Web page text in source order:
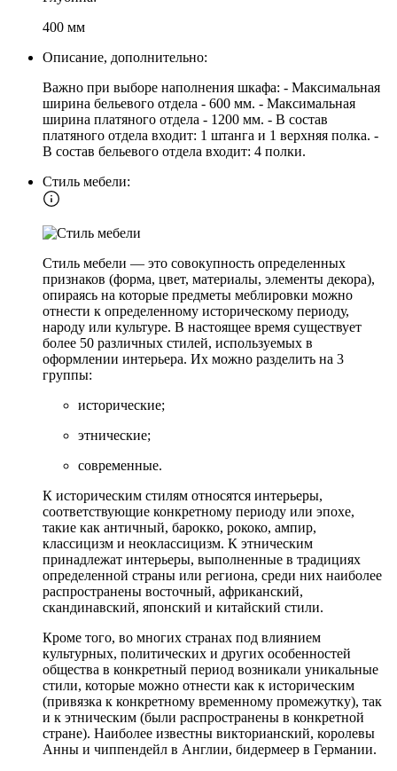
400 мм
Описание, дополнительно:
Важно при выборе наполнения шкафа: - Максимальная
ширина бельевого отдела - 600 мм. - Максимальная
ширина платяного отдела - 1200 мм. - В состав
платяного отдела входит: 1 штанга и 1 верхняя полка. -
В состав бельевого отдела входит: 4 полки.
Стиль мебели:
Стиль мебели — это совокупность определенных
признаков (форма, цвет, материалы, элементы декора),
опираясь на которые предметы меблировки можно
отнести к определенному историческому периоду,
народу или культуре. В настоящее время существует
более 50 различных стилей, используемых в
оформлении интерьера. Их можно разделить на 3
группы:
исторические;
этнические;
современные.
К историческим стилям относятся интерьеры,
соответствующие конкретному периоду или эпохе,
такие как античный, барокко, рококо, ампир,
классицизм и неоклассицизм. К этническим
принадлежат интерьеры, выполненные в традициях
определенной страны или региона, среди них наиболее
распространены восточный, африканский,
скандинавский, японский и китайский стили.
Кроме того, во многих странах под влиянием
культурных, политических и других особенностей
общества в конкретный период возникали уникальные
стили, которые можно отнести как к историческим
(привязка к конкретному временному промежутку), так
и к этническим (были распространены в конкретной
стране). Наиболее известны викторианский, королевы
Анны и чиппендейл в Англии, бидермеер в Германии.